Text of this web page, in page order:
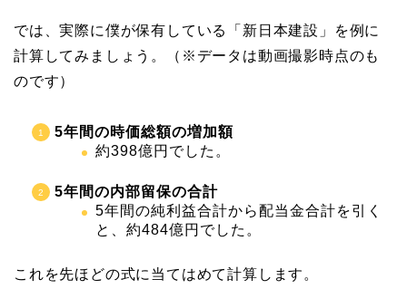
では、実際に僕が保有している「新日本建設」を例に
計算してみましょう。（※データは動画撮影時点のも
のです）
5年間の時価総額の増加額
約398億円でした。
5年間の内部留保の合計
5年間の純利益合計から配当金合計を引く
と、約484億円でした。
これを先ほどの式に当てはめて計算します。